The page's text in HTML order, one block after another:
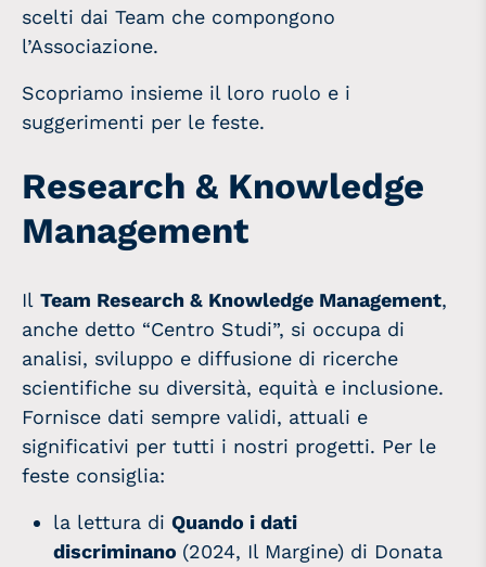
scelti dai Team che compongono
l’Associazione.
Scopriamo insieme il loro ruolo e i
suggerimenti per le feste.
Research & Knowledge
Management
Il Team Research & Knowledge Management,
anche detto “Centro Studi”, si occupa di
analisi, sviluppo e diffusione di ricerche
scientifiche su diversità, equità e inclusione.
Fornisce dati sempre validi, attuali e
significativi per tutti i nostri progetti. Per le
feste consiglia:
la lettura diQuando i dati
discriminano (2024, Il Margine) di Donata